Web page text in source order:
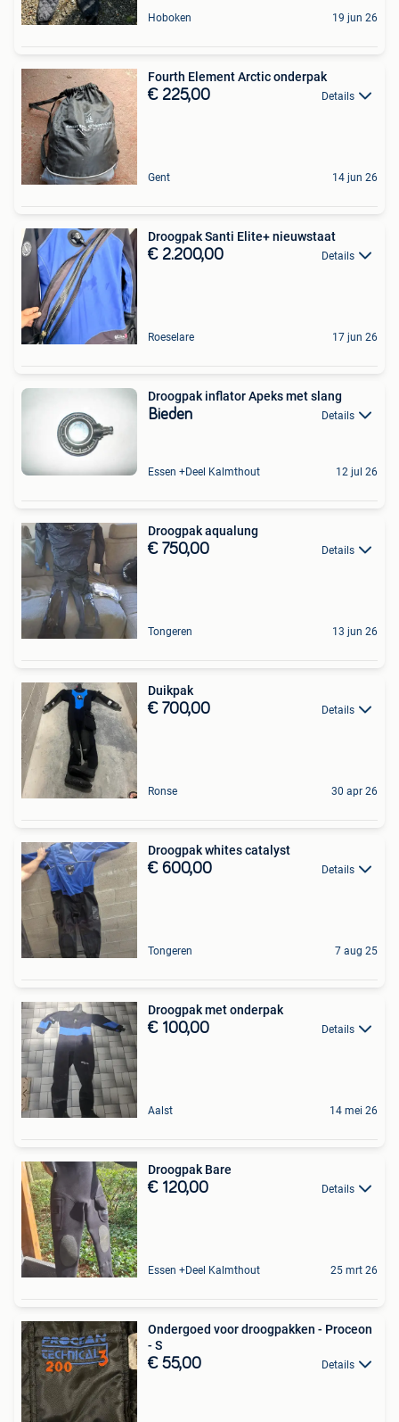
Hoboken 19 jun 26
Fourth Element Arctic onderpak
€ 225,00 Details
Gent 14 jun 26
Droogpak Santi Elite+ nieuwstaat
€ 2.200,00 Details
Roeselare 17 jun 26
Droogpak inflator Apeks met slang
Bieden Details
Essen +Deel Kalmthout 12 jul 26
Droogpak aqualung
€ 750,00 Details
Tongeren 13 jun 26
Duikpak
€ 700,00 Details
Ronse 30 apr 26
Droogpak whites catalyst
€ 600,00 Details
Tongeren 7 aug 25
Droogpak met onderpak
€ 100,00 Details
Aalst 14 mei 26
Droogpak Bare
€ 120,00 Details
Essen +Deel Kalmthout 25 mrt 26
Ondergoed voor droogpakken - Proceon
- S
€ 55,00 Details